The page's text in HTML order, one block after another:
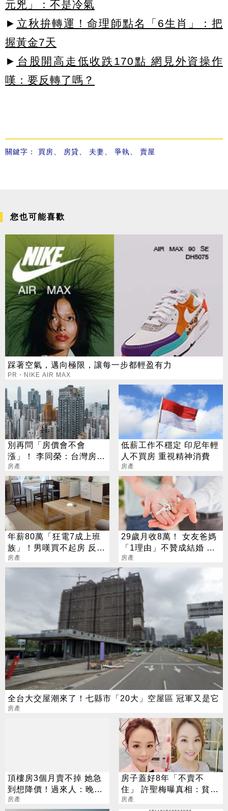
元兇」：不是冷氣
► 立秋拚轉運！命理師點名「6生肖」：把
握黃金7天
► 台股開高走低收跌170點 網見外資操作
嘆：要反轉了嗎？
關鍵字： 買房 房貸 夫妻 爭執 賣屋
您也可能喜歡
踩著空氣，邁向極限，讓每一步都輕盈有力
PR・NIKE AIR MAX
別再問「房價會不會
漲」！ 李同榮：台灣房市
全面分化新時代
房產
低薪工作不穩定 印尼年輕
人不買房 重視精神消費
房產
年薪80萬「狂電7成上班
族」！男嘆買不起房 反遭
網噴爆
房產
29歲月收8萬！ 女友爸媽
「1理由」不贊成結婚 網
挺家長：現實很殘酷
房產
全台大交屋潮來了！七縣市「20大」空屋區 冠軍又是它
房產
頂樓房3個月賣不掉 她急
到想降價！過來人：晚賣
多賺數百萬
房產
房子蓋好8年「不賣不
住」 許聖梅曝真相：貧富
差距真的太大
房產